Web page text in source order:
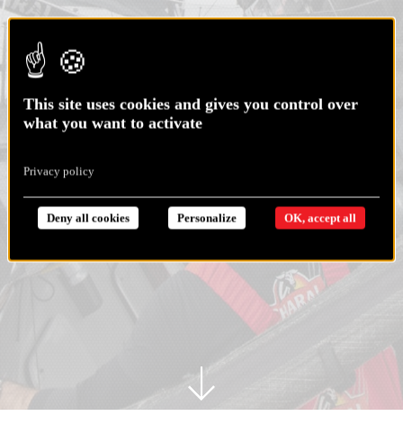
This site uses cookies and gives you control over
what you want to activate
OK, accept all
Deny all cookies Personalize
Privacy policy